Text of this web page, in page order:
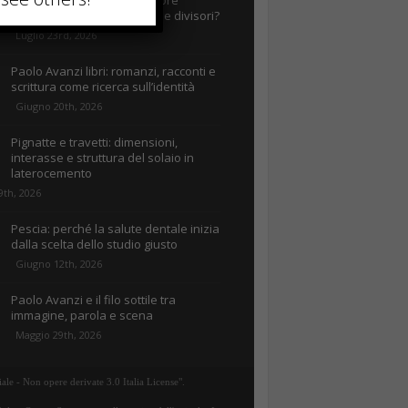
scegliere per pareti interne e divisori?
Luglio 23rd, 2026
Paolo Avanzi libri: romanzi, racconti e
scrittura come ricerca sull’identità
Giugno 20th, 2026
Pignatte e travetti: dimensioni,
interasse e struttura del solaio in
laterocemento
2026
Pescia: perché la salute dentale inizia
dalla scelta dello studio giusto
Giugno 12th, 2026
Paolo Avanzi e il filo sottile tra
immagine, parola e scena
Maggio 29th, 2026
- Non opere derivate 3.0 Italia License".